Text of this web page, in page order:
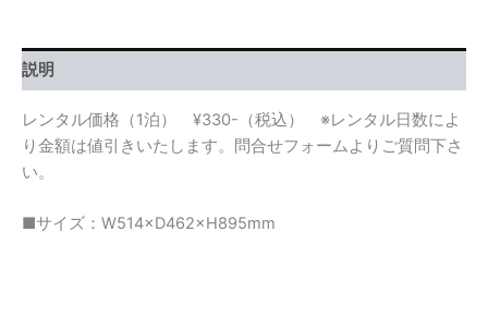
ミ
樹
製
個
説明
レンタル価格（1泊） ¥330-（税込） ※レンタル日数によ
り金額は値引きいたします。問合せフォームよりご質問下さ
い。
■サイズ：W514×D462×H895mm